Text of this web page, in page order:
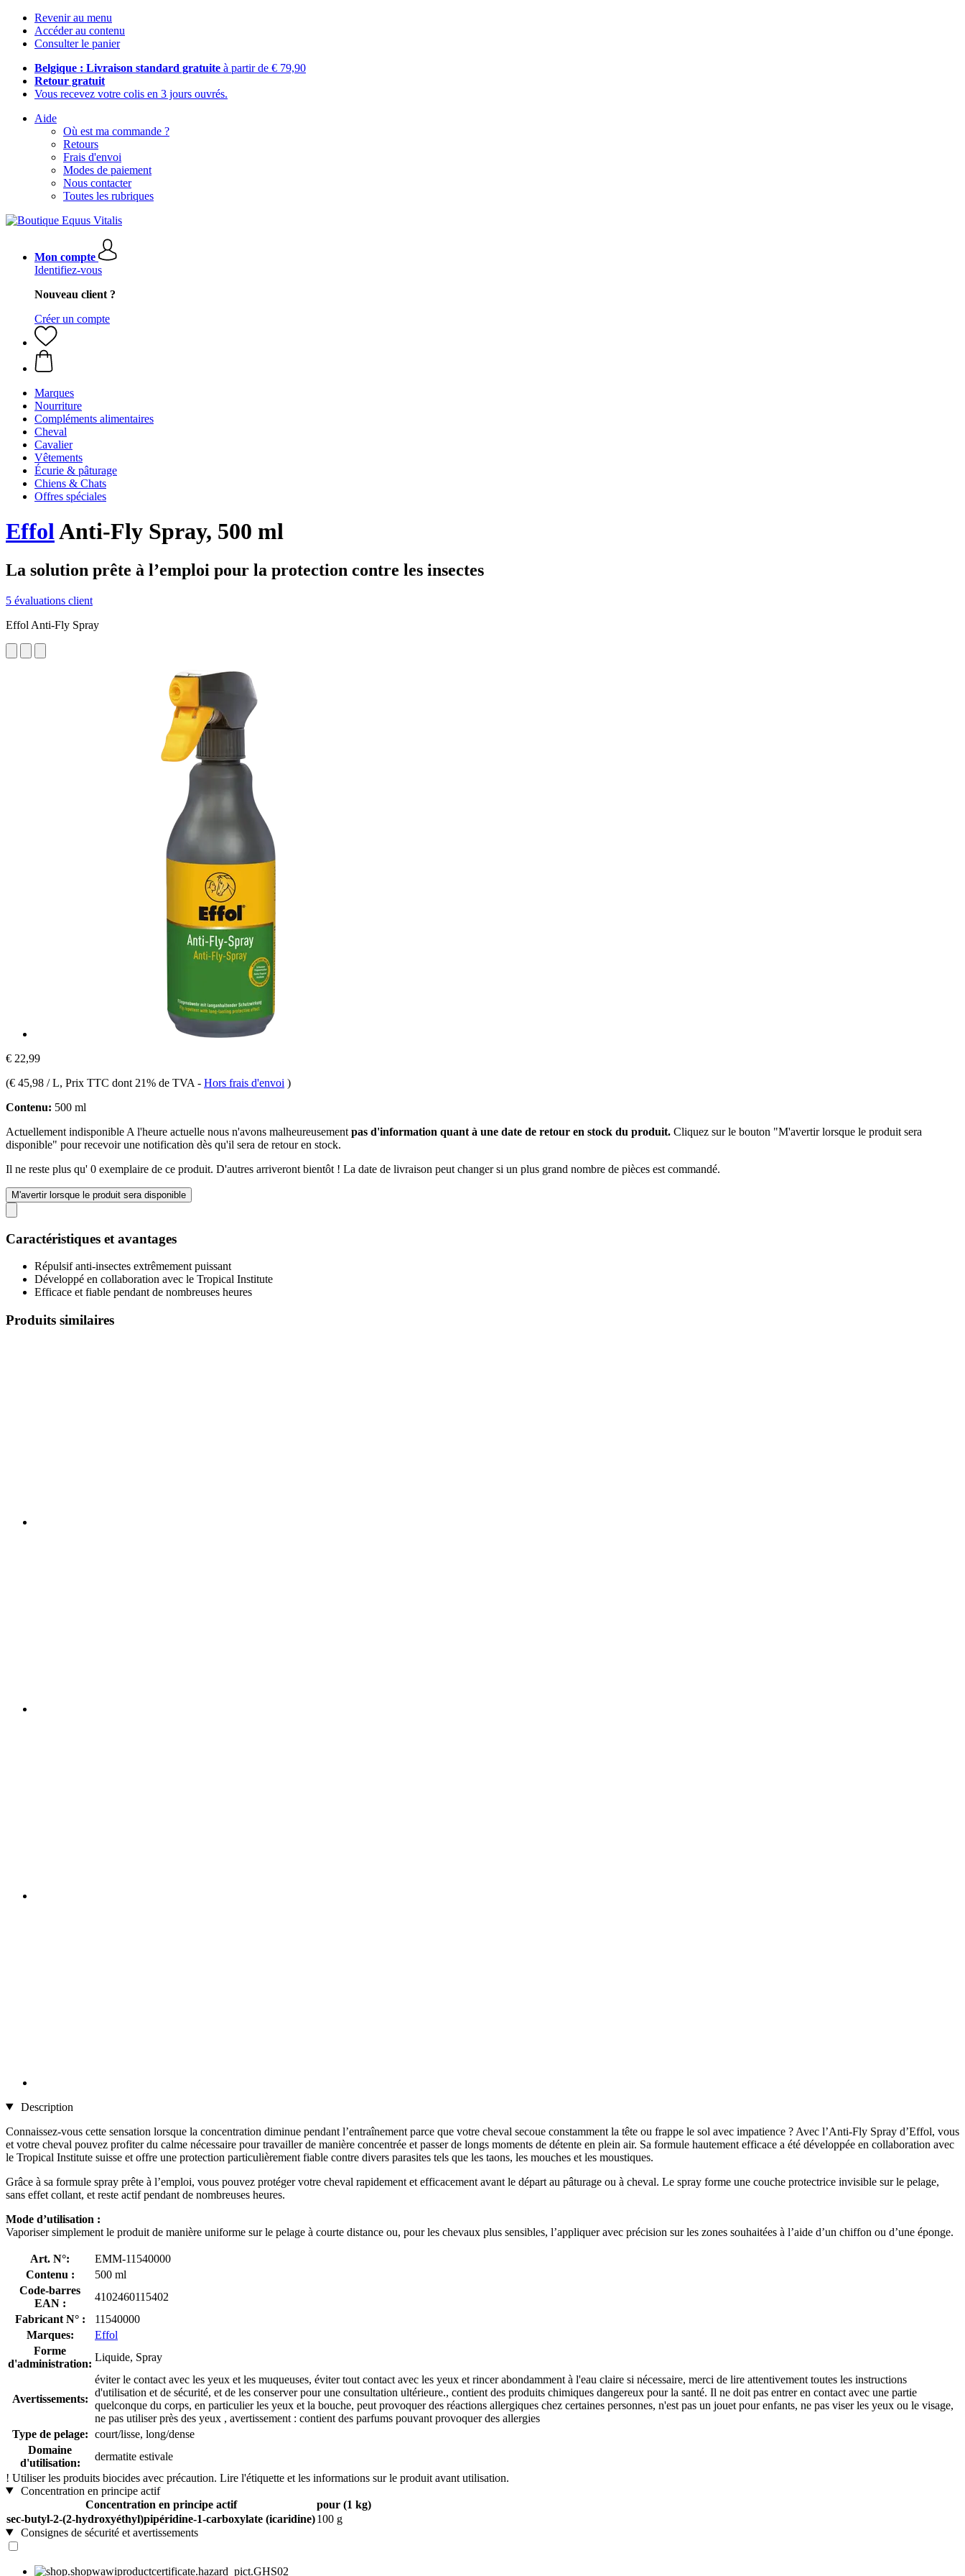
Revenir au menu
Accéder au contenu
Consulter le panier
Belgique : Livraison standard gratuite à partir de € 79,90
Retour gratuit
Vous recevez votre colis en 3 jours ouvrés.
Aide
Où est ma commande ?
Retours
Frais d'envoi
Modes de paiement
Nous contacter
Toutes les rubriques
Mon compte
Identifiez-vous
Nouveau client ?
Créer un compte
Marques
Nourriture
Compléments alimentaires
Cheval
Cavalier
Vêtements
Écurie & pâturage
Chiens & Chats
Offres spéciales
EffolAnti-Fly Spray, 500 ml
La solution prête à l’emploi pour la protection contre les insectes
5 évaluations client
Effol Anti-Fly Spray
€ 22,99
(€ 45,98 / L, Prix TTC dont 21% de TVA - Hors frais d'envoi )
Contenu: 500 ml
Actuellement indisponible A l'heure actuelle nous n'avons malheureusement pas d'information quant à une date de retour en stock du produit. Cliquez sur le bouton "M'avertir lorsque le produit sera
disponible" pour recevoir une notification dès qu'il sera de retour en stock.
Il ne reste plus qu' 0 exemplaire de ce produit. D'autres arriveront bientôt ! La date de livraison peut changer si un plus grand nombre de pièces est commandé.
M'avertir lorsque le produit sera disponible
Caractéristiques et avantages
Répulsif anti-insectes extrêmement puissant
Développé en collaboration avec le Tropical Institute
Efficace et fiable pendant de nombreuses heures
Produits similaires
Description
Connaissez-vous cette sensation lorsque la concentration diminue pendant l’entraînement parce que votre cheval secoue constamment la tête ou frappe le sol avec impatience ? Avec l’Anti-Fly Spray d’Effol, vous
et votre cheval pouvez profiter du calme nécessaire pour travailler de manière concentrée et passer de longs moments de détente en plein air. Sa formule hautement efficace a été développée en collaboration avec
le Tropical Institute suisse et offre une protection particulièrement fiable contre divers parasites tels que les taons, les mouches et les moustiques.
Grâce à sa formule spray prête à l’emploi, vous pouvez protéger votre cheval rapidement et efficacement avant le départ au pâturage ou à cheval. Le spray forme une couche protectrice invisible sur le pelage,
sans effet collant, et reste actif pendant de nombreuses heures.
Mode d’utilisation :
Vaporiser simplement le produit de manière uniforme sur le pelage à courte distance ou, pour les chevaux plus sensibles, l’appliquer avec précision sur les zones souhaitées à l’aide d’un chiffon ou d’une éponge.
Art. N°:
EMM-11540000
Contenu :
500 ml
Code-barres
EAN :
4102460115402
Fabricant N° :
11540000
Marques:
Effol
Forme
d'administration:
Liquide, Spray
Avertissements:
éviter le contact avec les yeux et les muqueuses, éviter tout contact avec les yeux et rincer abondamment à l'eau claire si nécessaire, merci de lire attentivement toutes les instructions
d'utilisation et de sécurité, et de les conserver pour une consultation ultérieure., contient des produits chimiques dangereux pour la santé. Il ne doit pas entrer en contact avec une partie
quelconque du corps, en particulier les yeux et la bouche, peut provoquer des réactions allergiques chez certaines personnes, n'est pas un jouet pour enfants, ne pas viser les yeux ou le visage,
ne pas utiliser près des yeux , avertissement : contient des parfums pouvant provoquer des allergies
Type de pelage: court/lisse, long/dense
Domaine
d'utilisation:
dermatite estivale
! Utiliser les produits biocides avec précaution. Lire l'étiquette et les informations sur le produit avant utilisation.
Concentration en principe actif
Concentration en principe actif
pour (1 kg)
sec-butyl-2-(2-hydroxyéthyl)pipéridine-1-carboxylate (icaridine)100 g
Consignes de sécurité et avertissements